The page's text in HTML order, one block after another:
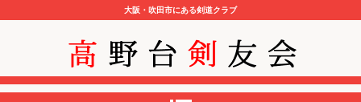
高野台剣友会
大阪・吹田市にある剣道クラブ